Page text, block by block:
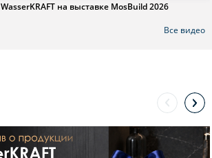
на выставке MosBuild 2026
Все видео